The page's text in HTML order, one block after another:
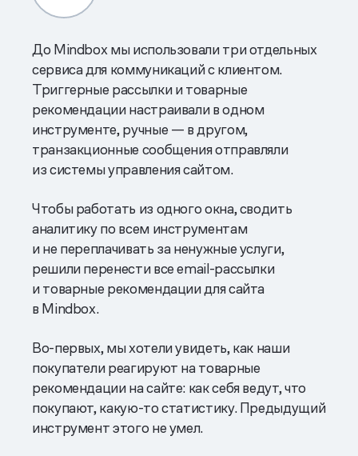
До Mindbox мы использовали три отдельных
сервиса для коммуникаций с клиентом.
Триггерные рассылки и товарные
рекомендации настраивали в одном
инструменте, ручные — в другом,
транзакционные сообщения отправляли
из системы управления сайтом.
Чтобы работать из одного окна, сводить
аналитику по всем инструментам
и не переплачивать за ненужные услуги,
решили перенести все email-рассылки
и товарные рекомендации для сайта
в Mindbox.
Во-первых, мы хотели увидеть, как наши
покупатели реагируют на товарные
рекомендации на сайте: как себя ведут, что
покупают, какую-то статистику. Предыдущий
инструмент этого не умел.